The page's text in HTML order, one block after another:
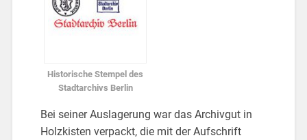
His­to­ri­sche Stem­pel des
Stadt­ar­chivs Ber­lin
Bei sei­ner Aus­la­ge­rung war das Ar­chiv­gut in
Holz­kis­ten ver­packt, die mit der Auf­schrift